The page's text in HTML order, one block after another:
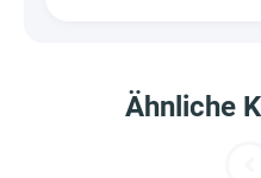
Ähnliche